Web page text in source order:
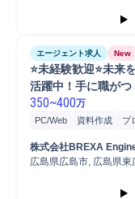
エージェント求人 New
⭐未経験歓迎⭐未来
活躍中！手に職がつ
350~400万
PC/Web 資料作成 プ
携帯電話/PC/PC周辺機器
株式会社BREXA
広島県広島市, 広島県